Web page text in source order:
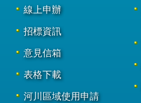
線上申辦
招標資訊
意見信箱
表格下載
河川區域使用申請